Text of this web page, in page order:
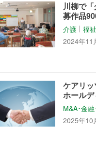
川柳で
募作品
介護 │福
2024年
ケアリ
ホール
M&A･金
2025年10